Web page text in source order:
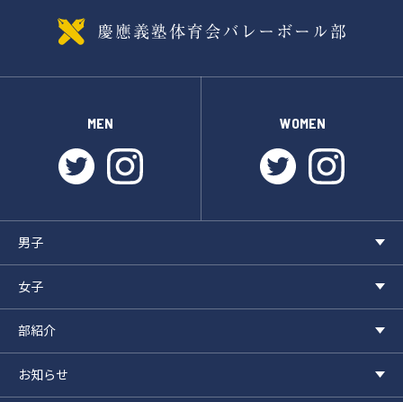
MEN
twitterinstagram
WOMEN
twitter
男子
女子
部紹介
お知らせ